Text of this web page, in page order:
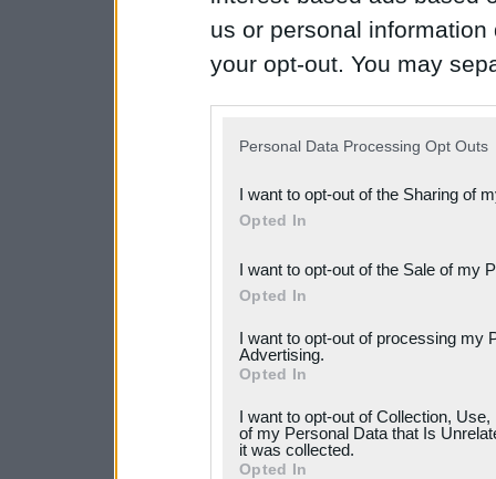
us or personal
your opt-out. You may
Downstream Participants
third parties.
Please note that this
services and may gather
not limited to your visit or
your data for below
consent section.
Personal Data Processing Opt Outs
I want to opt-out of the Sharing of
Opted In
I want to opt-out of the Sale of my
Opted In
I want to opt-out of processing my
Advertising.
Opted In
I want to opt-out of Collection,
of my Personal Data that Is
it was collected.
Opted In